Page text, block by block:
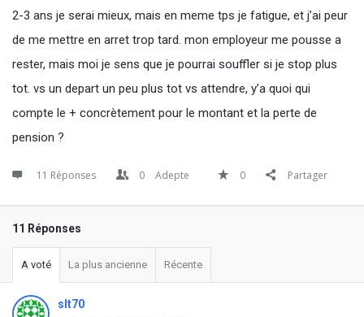
2-3 ans je serai mieux, mais en meme tps je fatigue, et j’ai peur
de me mettre en arret trop tard. mon employeur me pousse a
rester, mais moi je sens que je pourrai souffler si je stop plus
tot. vs un depart un peu plus tot vs attendre, y’a quoi qui
compte le + concrètement pour le montant et la perte de
pension ?
11 Réponses 0 Adepte 0 Partager
11 Réponses
A voté La plus ancienne Récente
slt70